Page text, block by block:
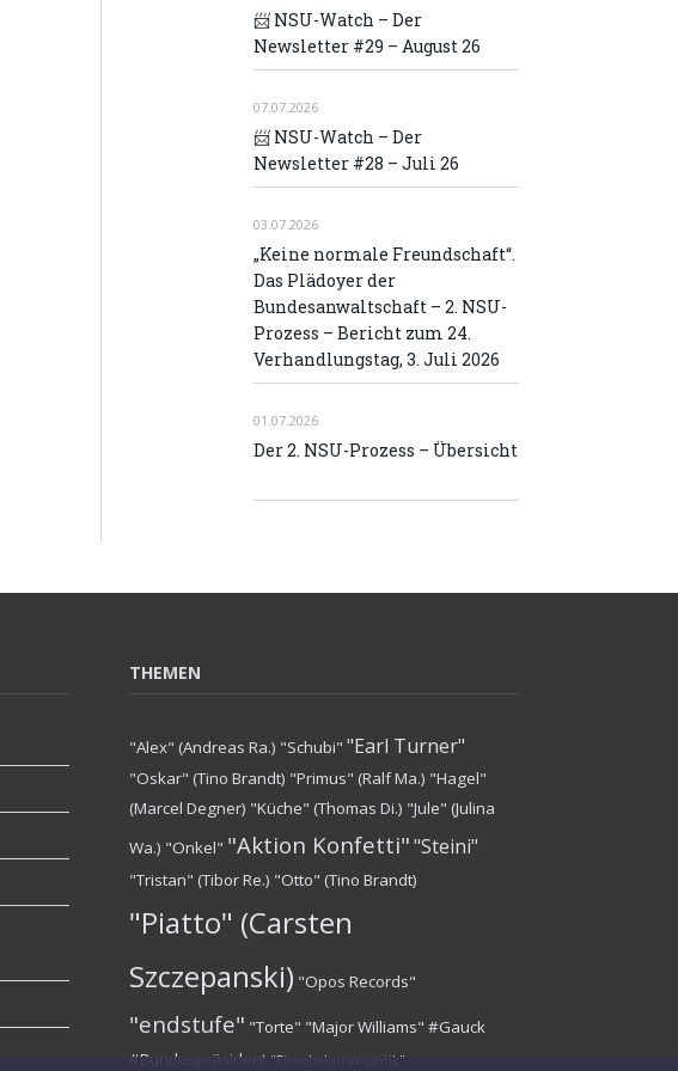
📨 NSU-Watch – Der
Newsletter #29 – August 26
07.07.2026
📨 NSU-Watch – Der
Newsletter #28 – Juli 26
03.07.2026
„Keine normale Freundschaft“.
Das Plädoyer der
Bundesanwaltschaft – 2. NSU-
Prozess – Bericht zum 24.
Verhandlungstag, 3. Juli 2026
01.07.2026
Der 2. NSU-Prozess – Übersicht
THEMEN
"Alex" (Andreas Ra.) "Schubi" "Earl Turner"
"Oskar" (Tino Brandt) "Primus" (Ralf Ma.) "Hagel"
(Marcel Degner) "Küche" (Thomas Di.) "Jule" (Julina
Wa.) "Onkel" "Aktion Konfetti""Steini"
"Tristan" (Tibor Re.) "Otto" (Tino Brandt)
"Piatto" (Carsten
Szczepanski) "Opos Records"
"endstufe" "Torte" "Major Williams" #Gauck
#Bundespräsident "Eisenbahnromantik"